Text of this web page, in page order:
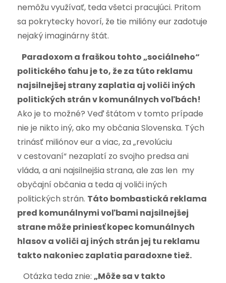
nemôžu využívať, teda všetci pracujúci. Pritom
sa pokrytecky hovorí, že tie milióny eur zadotuje
nejaký imaginárny štát.
Paradoxom a fraškou tohto „sociálneho“
politického ťahu je to, že za túto reklamu
najsilnejšej strany zaplatia aj voliči iných
politických strán v komunálnych voľbách!
Ako je to možné? Veď štátom v tomto prípade
nie je nikto iný, ako my občania Slovenska. Tých
trinásť miliónov eur a viac, za „revolúciu
v cestovaní“ nezaplatí zo svojho predsa ani
vláda, a ani najsilnejšia strana, ale zas len my
obyčajní občania a teda aj voliči iných
politických strán. Táto bombastická reklama
pred komunálnymi voľbami najsilnejšej
strane môže priniesť kopec komunálnych
hlasov a voliči aj iných strán jej tu reklamu
takto nakoniec zaplatia paradoxne tiež.
Otázka teda znie: „Môže sa v takto